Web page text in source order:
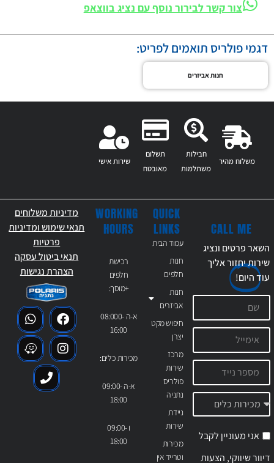
צור קשר לבירור נוסף עם נציג בווצאפ
דגמי פולריס תואמים לפריט:
חנות אביזרים
משלוח מהיר
חבילות
משתלמות
תשלום
מאובטח
שירות אישי
QUICK
LINKS
עמוד הבית
חנות
חלפים
חנות
אביזרים
חיפוש מקט
יצרן
מרכז
שירות
פולריס
נתניה
ניידת
שירות
מכירות
וטרייד אין
WORKING
HOURS
רכישת
חלפים
+מוסך:
א-ה 08:000-
16:00
מכירות כלים:
א-ה 09:00-
18:00
ו 09:00-
18:00
CALL ME
השאר פרטים ונציג
שירות יחזור אליך
עודהיום!
אני מעוניין לקבל
דיוור שיווקי, הצעות
מדיניות משלוחים
תנאי שימוש ומדיניות
פרטיות
תנאי ביטול עסקה
הצהרת נגישות